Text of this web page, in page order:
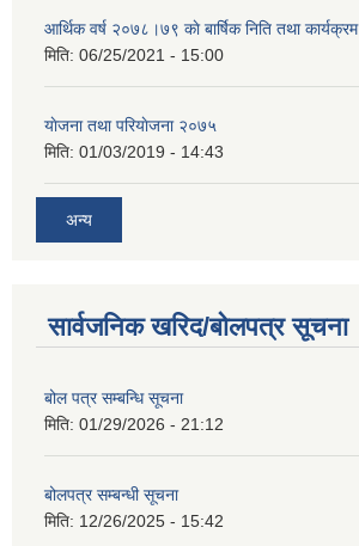
आर्थिक वर्ष २०७८।७९ काे बार्षिक निति तथा कार्यक्रम
मिति: 06/25/2021 - 15:00
याेजना तथा परियाेजना २०७५
मिति: 01/03/2019 - 14:43
अन्य
सार्वजनिक खरिद/बोलपत्र सूचना
बोल पत्र सम्बन्धि सूचना
मिति: 01/29/2026 - 21:12
बोलपत्र सम्बन्धी सूचना
मिति: 12/26/2025 - 15:42